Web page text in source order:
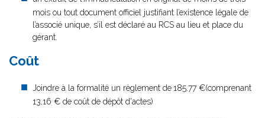
mois ou tout document officiel justifiant l’existence légale de
l’associé unique, s’il est déclaré au RCS au lieu et place du
gérant.
Coût
Joindre à la formalité un règlement de185.77 €(comprenant
13,16 € de coût de dépôt d'actes)